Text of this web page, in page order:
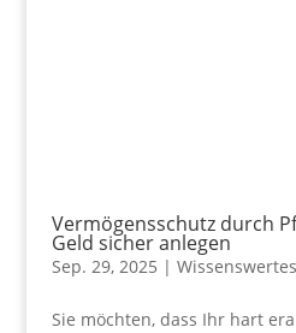
Vermögensschutz durch
Geld sicher anlegen
Sep. 29, 2025 | Wissenswertes
Sie möchten, dass Ihr hart